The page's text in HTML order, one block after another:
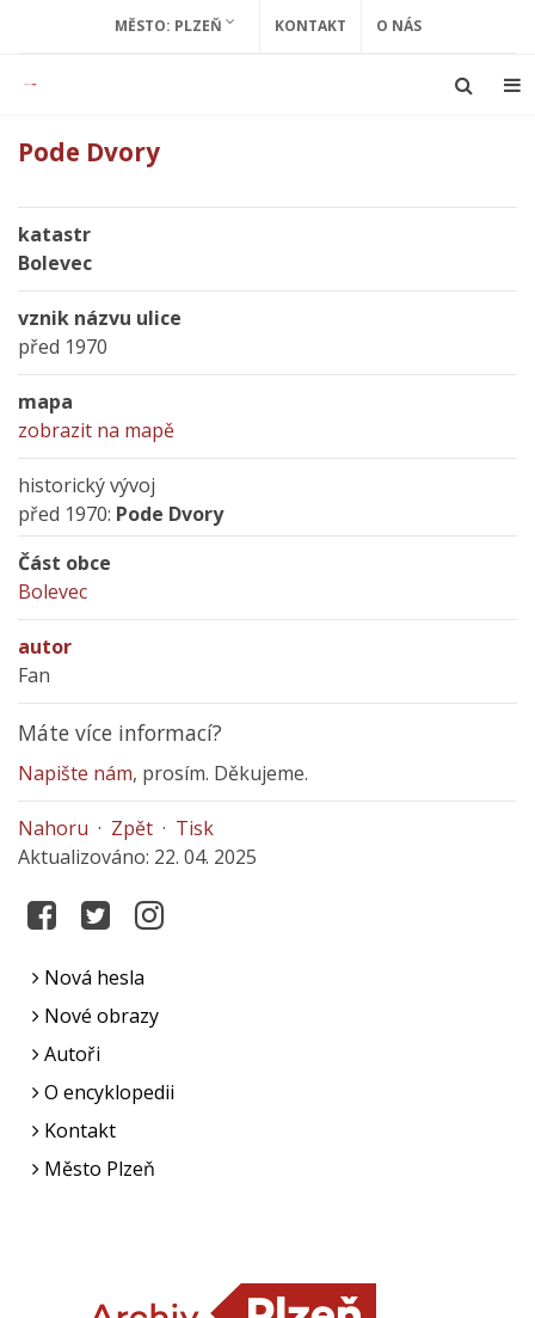
MĚSTO: PLZEŇ KONTAKT O NÁS
Pode Dvory
katastr
Bolevec
vznik názvu ulice
před 1970
mapa
zobrazit na mapě
historický vývoj
před 1970: Pode Dvory
Část obce
Bolevec
autor
Fan
Máte více informací?
Napište nám, prosím. Děkujeme.
Nahoru · Zpět · Tisk
Aktualizováno: 22. 04. 2025
Nová hesla
Nové obrazy
Autoři
O encyklopedii
Kontakt
Město Plzeň